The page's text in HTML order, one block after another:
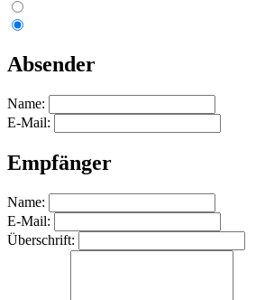
Absender
Name:
E-Mail:
Empfänger
Name:
E-Mail:
Überschrift: